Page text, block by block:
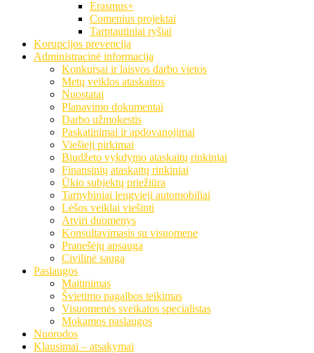
Erasmus+
Comenius projektai
Tarptautiniai ryšiai
Korupcijos prevencija
Administracinė informacija
Konkursai ir laisvos darbo vietos
Metų veiklos ataskaitos
Nuostatai
Planavimo dokumentai
Darbo užmokestis
Paskatinimai ir apdovanojimai
Viešieji pirkimai
Biudžeto vykdymo ataskaitų rinkiniai
Finansinių ataskaitų rinkiniai
Ūkio subjektų priežiūra
Tarnybiniai lengvieji automobiliai
Lėšos veiklai viešinti
Atviri duomenys
Konsultavimasis su visuomene
Pranešėjų apsauga
Civilinė sauga
Paslaugos
Maitinimas
Švietimo pagalbos teikimas
Visuomenės sveikatos specialistas
Mokamos paslaugos
Nuorodos
Klausimai – atsakymai